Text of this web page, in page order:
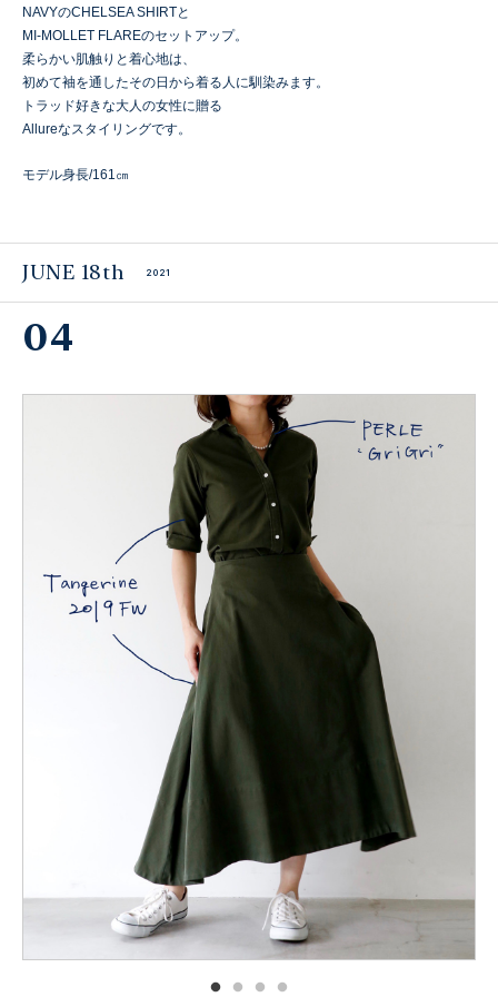
NAVYのCHELSEA SHIRTと
MI-MOLLET FLAREのセットアップ。
柔らかい肌触りと着心地は、
初めて袖を通したその日から着る人に馴染みます。
トラッド好きな大人の女性に贈る
Allureなスタイリングです。
モデル身長/161㎝
JUNE 18th 2021
04